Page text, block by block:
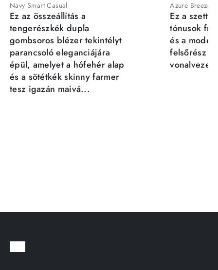
Navy Smart Casual
Ez az összeállítás a
tengerészkék dupla
gombsoros blézer tekintélyt
parancsoló eleganciájára
épül, amelyet a hófehér alap
és a sötétkék skinny farmer
tesz igazán maivá...
Azure Breeze
Ez a szett
tónusok
és a
felsőrész